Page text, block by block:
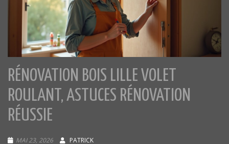
RÉNOVATION BOIS LILLE VOLET
ROULANT, ASTUCES RÉNOVATION
RÉUSSIE
MAI 23, 2026 PATRICK